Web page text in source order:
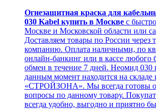
Огнезащитная краска для
030 Kabel купить в Москве с
Москве и Московской области или
Доставляем товары по России через
компанию. Оплата наличными, по
онлайн-банкинг или в кассе любого
обмен в течение 7 дней. Неомид 030
данным момент находится на складе
«СТРОЙЗОНА». Мы всегда готовы
вопросы по данному товару.
всегда удобно, выгодно и приятно